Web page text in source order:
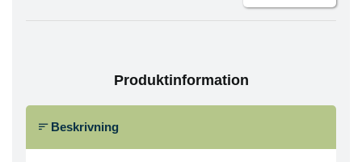
Produktinformation
Beskrivning